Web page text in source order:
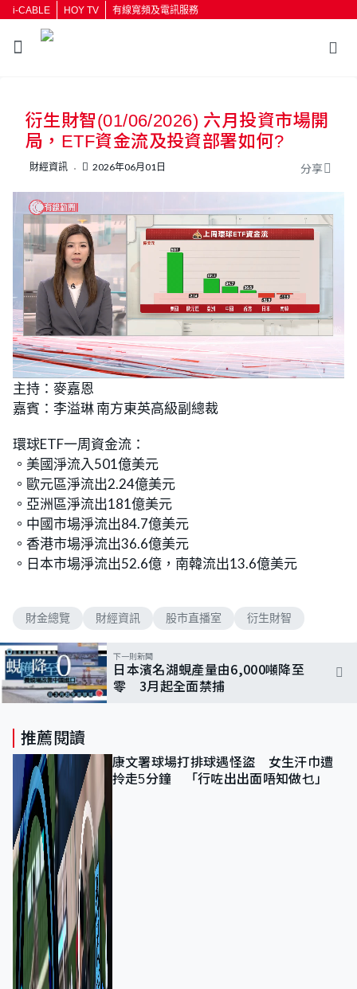
i-CABLE HOY TV 有線寬頻及電訊服務
衍生財智(01/06/2026) 六月投資市場開
局，ETF資金流及投資部署如何?
財經資訊 2026年06月01日 分享
U
n
m
u
t
e
L
o
e
d
.
4
0
%
主持：麥嘉恩
嘉賓：李溢琳 南方東英高級副總裁
環球ETF一周資金流：
。美國淨流入501億美元
。歐元區淨流出2.24億美元
。亞洲區淨流出181億美元
。中國市場淨流出84.7億美元
。香港市場淨流出36.6億美元
。日本市場淨流出52.6億，南韓流出13.6億美元
財金總覽 財經資訊 股市直播室 衍生財智
下一則新聞
日本濱名湖蜆產量由6,000噸降至
零 3月起全面禁捕
推薦閱讀
康文署球場打排球遇怪盜 女生汗巾遭
拎走5分鐘 「行咗出出面唔知做乜」